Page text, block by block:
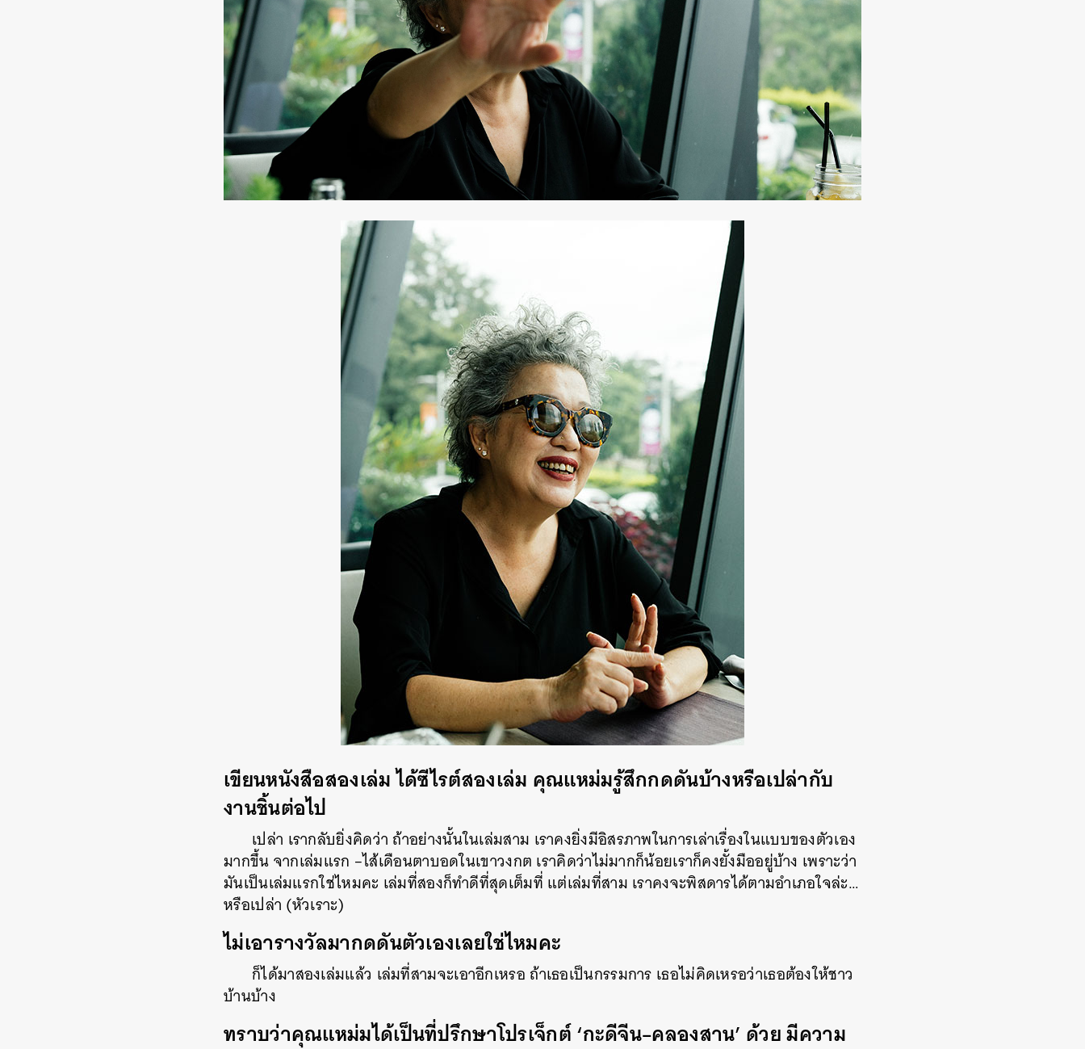
เขียนหนังสือสองเล่มได้ซีไรต์สองเล่ม คุณแหม่มรู้สึกกดดันบ้างหรือเปล่ากับ
งานชิ้นต่อไป
เปล่า เรากลับยิ่งคิดว่า ถ้าอย่างนั้นในเล่มสาม เราคงยิ่งมีอิสรภาพในการเล่าเรื่องในแบบของตัวเอง
มากขึ้นจากเล่มแรก –ไส้เดือนตาบอดในเขาวงกต เราคิดว่าไม่มากก็น้อยเราก็คงยั้งมืออยู่บ้าง เพราะว่า
มันเป็นเล่มแรกใช่ไหมคะ เล่มที่สองก็ทำดีที่สุดเต็มที่ แต่เล่มที่สาม เราคงจะพิสดารได้ตามอำเภอใจล่ะ…
หรือเปล่า (หัวเราะ)
ไม่เอารางวัลมากดดันตัวเองเลยใช่ไหมคะ
ก็ได้มาสองเล่มแล้ว เล่มที่สามจะเอาอีกเหรอ ถ้าเธอเป็นกรรมการ เธอไม่คิดเหรอว่าเธอต้องให้ชาว
บ้านบ้าง
ทราบว่าคุณแหม่มได้เป็นที่ปรึกษาโปรเจ็กต์ ‘กะดีจีน–คลองสาน’ ด้วยมีความ